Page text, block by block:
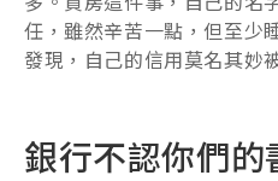
任，雖然辛苦一點，但至少
發現，自己的信用莫名其妙
銀行不認你們的